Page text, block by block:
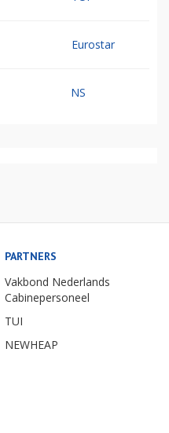
Eurostar
NS
PARTNERS
Vakbond Nederlands
Cabinepersoneel
TUI
NEWHEAP